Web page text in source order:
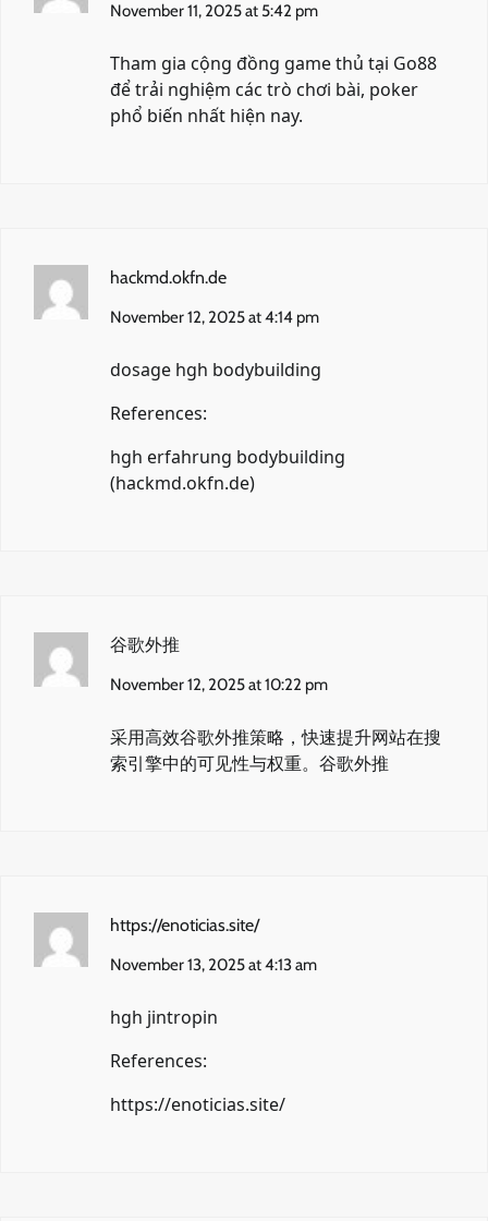
November 11, 2025 at 5:42 pm
Tham gia cộng đồng game thủ tại Go88
để trải nghiệm các trò chơi bài, poker
phổ biến nhất hiện nay.
hackmd.okfn.de
November 12, 2025 at 4:14 pm
dosage hgh bodybuilding
References:
hgh erfahrung bodybuilding
(hackmd.okfn.de)
谷歌外推
November 12, 2025 at 10:22 pm
采用高效谷歌外推策略，快速提升网站在搜
索引擎中的可见性与权重。 谷歌外推
https://enoticias.site/
November 13, 2025 at 4:13 am
hgh jintropin
References:
https://enoticias.site/